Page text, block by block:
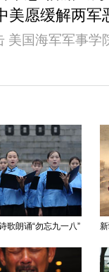
美愿缓解两军
美国海军军事学
歌朗诵“勿忘九一八”